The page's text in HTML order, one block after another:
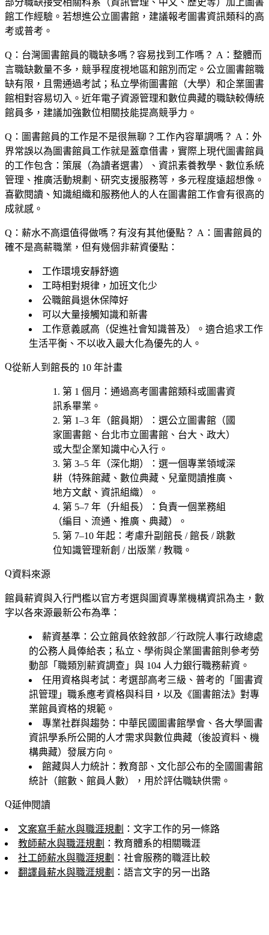
部分職缺接受相關科系（資訊管理、中文、歷史等）加上圖書
館工作經驗。若想進公立圖書館，建議報考圖書資訊類科的高
考或普考。
Q：台灣圖書館員的職缺多嗎？容易找到工作嗎？ A：整體而
言職缺數量不多，競爭程度視地區和館別而定。公立圖書館職
缺有限，且需通過考試；私立學術圖書館（大學）和企業圖書
館相對容易切入。近年電子資源管理和數位典藏的職缺較傳統
館員多，建議加強數位相關技能提高競爭力。
Q：圖書館員的工作是不是很無聊？工作內容單調嗎？ A：外
界常誤以為圖書館員工作就是蓋章借書，實際上現代圖書館員
的工作包含：策展（為讀者選書）、資訊素養教學、數位系統
管理、推廣活動規劃、研究支援服務等，多元程度遠超想像。
喜歡閱讀、知識組織和服務他人的人在圖書館工作會有很高的
成就感。
Q：薪水不高還值得做嗎？有沒有其他優點？ A：圖書館員的
確不是高薪職業，但有幾個非薪資優點：
工作環境安靜舒適
工時相對規律，加班文化少
公職館員退休保障好
可以大量接觸知識和新書
工作意義感高（促進社會知識普及）。適合追求工作
生活平衡、不以收入最大化為優先的人。
從新人到館長的 10 年計畫
第 1 個月 ：通過高考圖書館類科或圖書資
訊系畢業。
第 1–3 年（館員期）
：選公立圖書館（國
家圖書館、台北市立圖書館、台大、政大）
或大型企業知識中心入行。
第 3–5 年（深化期）
：選一個專業領域深
耕（特殊館藏、數位典藏、兒童閱讀推廣、
地方文獻、資訊組織）。
第 5–7 年（升組長）
：負責一個業務組
（編目、流通、推廣、典藏）。
第 7–10 年起 ：考慮升副館長 / 館長 / 跳數
位知識管理新創 / 出版業 / 教職 。
資料來源
館員薪資與入行門檻以官方考選與圖資專業機構資訊為主，數
字以各來源最新公布為準：
薪資基準 ：公立館員依銓敘部／行政院人事行政總處
的公務人員俸給表；私立、學術與企業圖書館則參考勞
動部「職類別薪資調查」與 104 人力銀行職務薪資。
任用資格與考試 ：考選部高考三級、普考的「圖書資
訊管理」職系應考資格與科目，以及《圖書館法》對專
業館員資格的規範。
專業社群與趨勢 ：中華民國圖書館學會、各大學圖書
資訊學系所公開的人才需求與數位典藏（後設資料、機
構典藏）發展方向。
館藏與人力統計 ：教育部、文化部公布的全國圖書館
統計（館數、館員人數），用於評估職缺供需。
延伸閱讀
文案寫手薪水與職涯規劃 ：文字工作的另一條路
教師薪水與職涯規劃 ：教育體系的相關職涯
社工師薪水與職涯規劃 ：社會服務的職涯比較
翻譯員薪水與職涯規劃 ：語言文字的另一出路